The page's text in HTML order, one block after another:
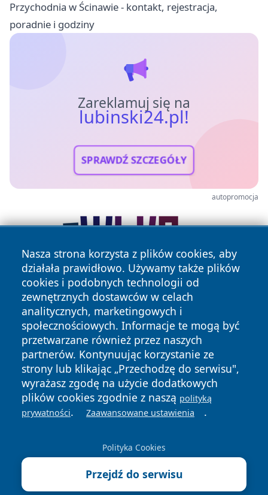
Przychodnia w Ścinawie - kontakt, rejestracja,
poradnie i godziny
Zareklamuj się na
lubinski24.pl!
SPRAWDŹ SZCZEGÓŁY
autopromocja
Nasza strona korzysta z plików cookies, aby
działała prawidłowo. Używamy także plików
cookies i podobnych technologii od
zewnętrznych dostawców w celach
analitycznych, marketingowych i
społecznościowych. Informacje te mogą być
przetwarzane również przez naszych
partnerów. Kontynuując korzystanie ze
strony lub klikając „Przechodzę do serwisu",
wyrażasz zgodę na użycie dodatkowych
plików cookies zgodnie z naszą polityką
prywatności. Zaawansowane ustawienia .
Polityka Cookies
Przejdź do serwisu
Copyright © 2026 lubinski24.pl Wszystkie prawa zastrzeżone.
News Autorzy
Polityka
Prywatności
Polityka
Cookies